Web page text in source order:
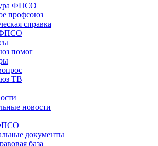
ФПСО
профсоюз
справка
помог
ТВ
новости
документы
база